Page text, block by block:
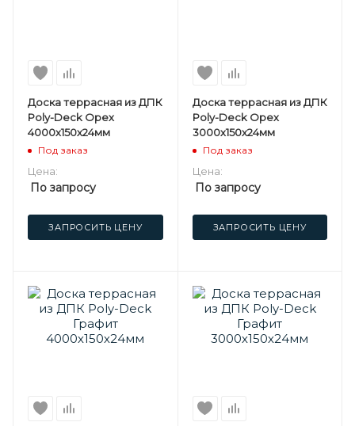
Доска террасная из ДПК
Poly-Deck Орех
4000х150х24мм
Под заказ
Цена:
По запросу
ЗАПРОСИТЬ ЦЕНУ
Доска террасная из ДПК
Poly-Deck Орех
3000х150х24мм
Под заказ
Цена:
По запросу
ЗАПРОСИТЬ ЦЕНУ